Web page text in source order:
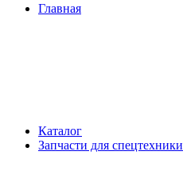
Главная
Каталог
Запчасти для спецтехники